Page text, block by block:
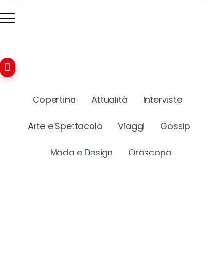
Copertina Attualità Interviste
Arte e Spettacolo Viaggi Gossip
Moda e Design Oroscopo